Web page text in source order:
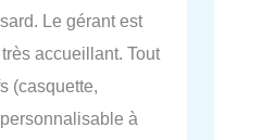
Le gérant est
accueillant. Tout
(casquette,
à